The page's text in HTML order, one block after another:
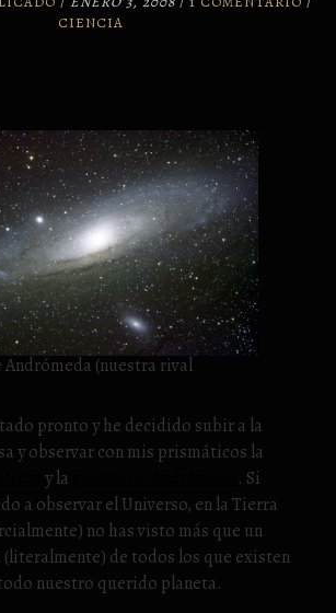
CIENCIA
Andrómeda (nuestra rival
pronto y he decidido subir a la
y observar con mis prismáticos la
y la
. Si
a observar el Universo, en la Tierra
no has visto más que un
(literalmente) de todos los que existen
nuestro querido planeta.